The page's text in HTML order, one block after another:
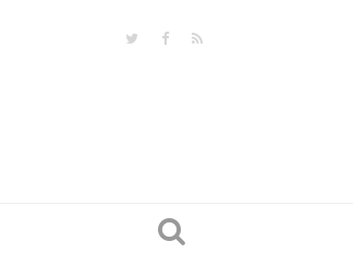
TwitterFacebook
RSS